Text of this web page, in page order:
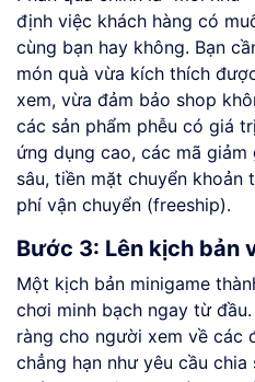
định việc khách hàng có
cùng bạn hay không. Bạn
món quà vừa kích thích
xem, vừa đảm bảo shop
các sản phẩm phễu có giá
ứng dụng cao, các mã giảm
sâu, tiền mặt chuyển
phí vận chuyển (freeship).
Bước 3: Lên kịch bản
Một kịch bản minigame
chơi minh bạch ngay từ
ràng cho người xem về các
chẳng hạn như yêu cầu